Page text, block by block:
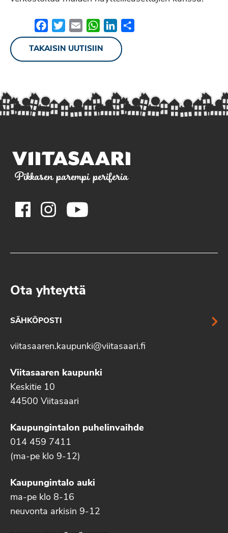
FacebookTwitterEmail WhatsApp
LinkedIn
TAKAISIN UUTISIIN
Pikkasen parempi periferia
Ota yhteyttä
SÄHKÖPOSTI
viitasaaren.kaupunki@viitasaari.fi
Viitasaaren kaupunki
Keskitie 10
44500 Viitasaari
Kaupungintalon puhelinvaihde
014 459 7411
(ma-pe klo 9-12)
Kaupungintalo auki
ma-pe klo 8-16
neuvonta arkisin 9-12